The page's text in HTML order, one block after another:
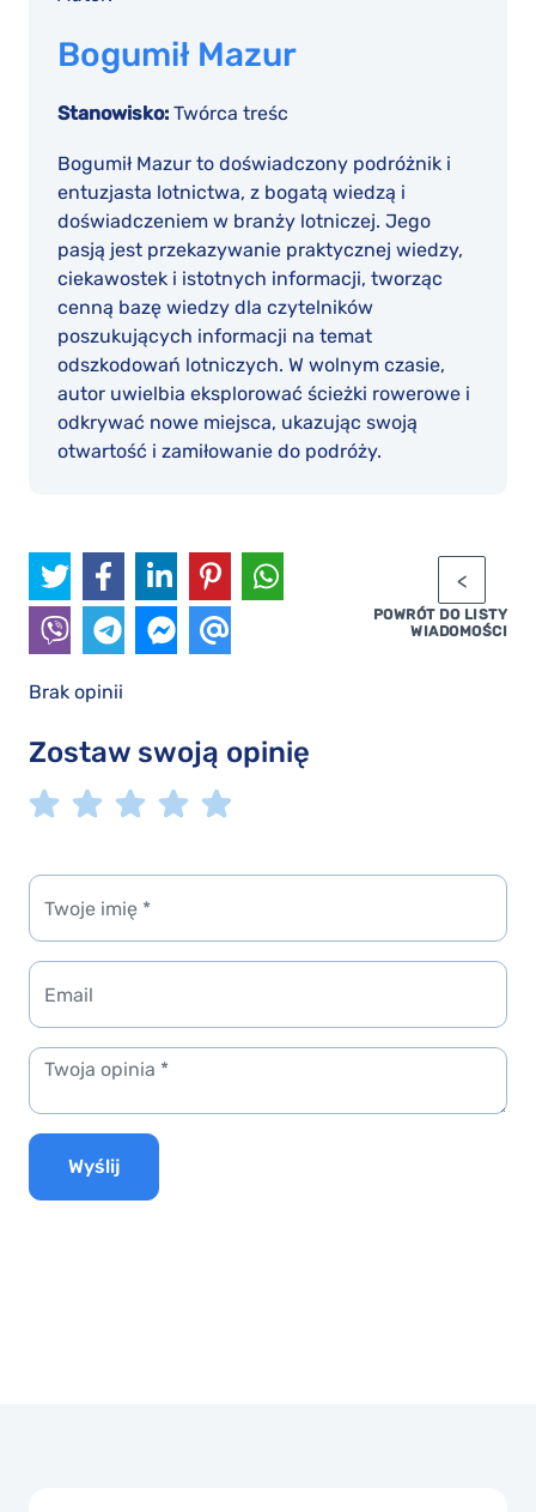
Bogumił Mazur
Stanowisko: Twórca treśc
Bogumił Mazur to doświadczony podróżnik i
entuzjasta lotnictwa, z bogatą wiedzą i
doświadczeniem w branży lotniczej. Jego
pasją jest przekazywanie praktycznej wiedzy,
ciekawostek i istotnych informacji, tworząc
cenną bazę wiedzy dla czytelników
poszukujących informacji na temat
odszkodowań lotniczych. W wolnym czasie,
autor uwielbia eksplorować ścieżki rowerowe i
odkrywać nowe miejsca, ukazując swoją
otwartość i zamiłowanie do podróży.
POWRÓT DO LISTY
WIADOMOŚCI
Brak opinii
Zostaw swoją opinię
Wyślij